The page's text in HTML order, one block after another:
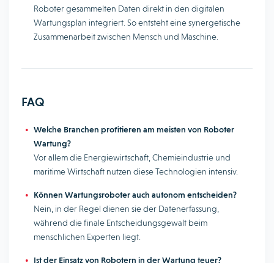
Roboter gesammelten Daten direkt in den digitalen
Wartungsplan integriert. So entsteht eine synergetische
Zusammenarbeit zwischen Mensch und Maschine.
FAQ
Welche Branchen profitieren am meisten von Roboter
Wartung?
Vor allem die Energiewirtschaft, Chemieindustrie und
maritime Wirtschaft nutzen diese Technologien intensiv.
Können Wartungsroboter auch autonom entscheiden?
Nein, in der Regel dienen sie der Datenerfassung,
während die finale Entscheidungsgewalt beim
menschlichen Experten liegt.
Ist der Einsatz von Robotern in der Wartung teuer?